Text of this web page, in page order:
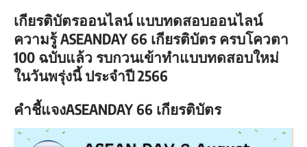
เกียรติบัตรออนไลน์ แบบทดสอบออนไลน์
ความรู้ ASEANDAY 66 เกียรติบัตร ครบโควตา
100 ฉบับแล้ว รบกวนเข้าทำแบบทดสอบใหม่
ในวันพรุ่งนี้ ประจำปี 2566
คำชี้แจงASEANDAY 66 เกียรติบัตร